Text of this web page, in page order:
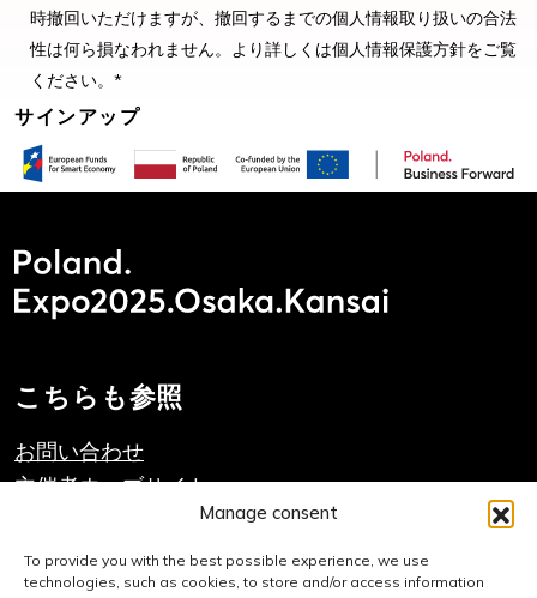
Manage consent
To provide you with the best possible experience, we use
technologies, such as cookies, to store and/or access information
時撤回いただけますが、撤回するまでの個人情報取り扱いの合法
性は何ら損なわれません。より詳しくは個人情報保護方針をご覧
ください。*
こちらも参照
お問い合わせ
主催者ウェブサイト
PAIHのウェブサイト